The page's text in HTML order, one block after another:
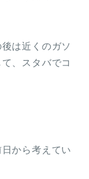
は近くのガソ
、スタバでコ
から考えてい